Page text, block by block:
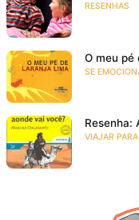
RESENHAS
O meu pé
SE
Resenha:
VIAJAR